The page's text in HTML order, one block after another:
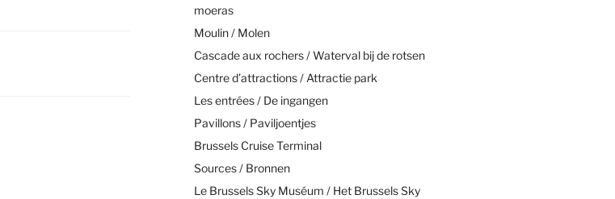
moeras
Moulin / Molen
Cascade aux rochers / Waterval bij de rotsen
Centre d’attractions / Attractie park
Les entrées / De ingangen
Pavillons / Paviljoentjes
Brussels Cruise Terminal
Sources / Bronnen
Le Brussels Sky Muséum / Het Brussels Sky